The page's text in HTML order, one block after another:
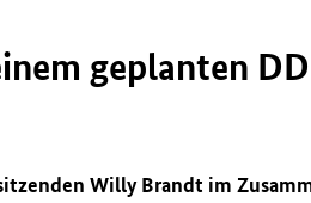
geplanten
Willy Brandt im